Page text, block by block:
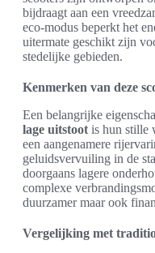
bijdraagt aan een
eco-modus beperkt het
uitermate geschikt zijn
stedelijke gebieden.
Kenmerken van deze
Een belangrijke
lage uitstoot is hun stille
een aangenamere
geluidsvervuiling in de
doorgaans lagere
complexe
duurzamer maar ook
Vergelijking met